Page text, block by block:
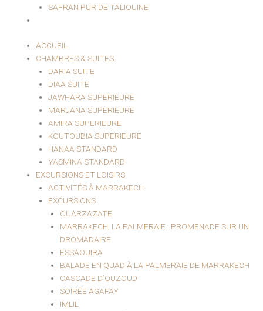
SAFRAN PUR DE TALIOUINE
ACCUEIL
CHAMBRES & SUITES
DARIA SUITE
DIAA SUITE
JAWHARA SUPERIEURE
MARJANA SUPERIEURE
AMIRA SUPERIEURE
KOUTOUBIA SUPERIEURE
HANAA STANDARD
YASMINA STANDARD
EXCURSIONS ET LOISIRS
ACTIVITÉS À MARRAKECH
EXCURSIONS
OUARZAZATE
MARRAKECH, LA PALMERAIE : PROMENADE SUR UN
DROMADAIRE
ESSAOUIRA
BALADE EN QUAD À LA PALMERAIE DE MARRAKECH
CASCADE D’OUZOUD
SOIRÉE AGAFAY
IMLIL